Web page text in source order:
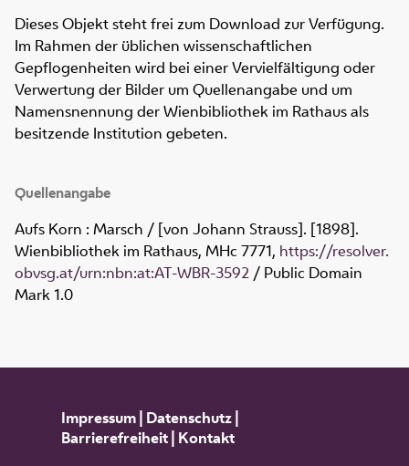
Dieses Objekt steht frei zum Download zur Verfügung.
Im Rahmen der üblichen wissenschaftlichen
Gepflogenheiten wird bei einer Vervielfältigung oder
Verwertung der Bilder um Quellenangabe und um
Namensnennung der Wienbibliothek im Rathaus als
besitzende Institution gebeten.
Quellenangabe
Aufs Korn : Marsch / [von Johann Strauss]. [1898].
Wienbibliothek im Rathaus, MHc 7771, https://resolver.
obvsg.at/urn:nbn:at:AT-WBR-3592 / Public Domain
Mark 1.0
Impressum| Datenschutz|
Barrierefreiheit| Kontakt